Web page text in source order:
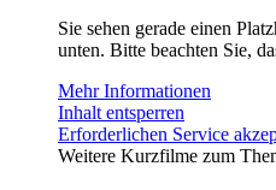
Sie sehen gerade einen
unten. Bitte beachten Sie,
Mehr Informationen
Inhalt entsperren
Erforderlichen Service
Weitere Kurzfilme zum